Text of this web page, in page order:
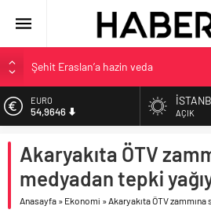
Şehit Eraslan’a hazin veda
Toprak Razgatlıoğlu Çekya’da ikinci
Malatya’da Bakırcılar Çarşısı’na ilk
İzmit Belediyesi’nden Tepeköy’de
EURO
54,9646
6.488,95
BİST
13.798,82
AÇIK
Akaryakıta ÖTV
medyadan tepki
Anasayfa » Ekonomi »Akaryakıta ÖTV